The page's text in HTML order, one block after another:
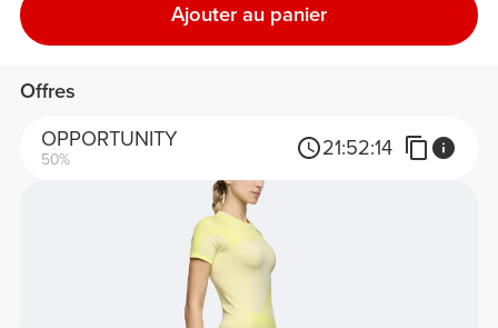
Ajouter au panier
Offres
OPPORTUNITY
50% 21:52:14